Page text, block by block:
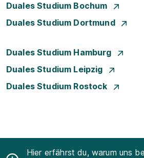
Duales Studium Bochum
Duales Studium Dortmund
Duales Studium Hamburg
Duales Studium Leipzig
Duales Studium Rostock
Hier erfährst du, warum uns